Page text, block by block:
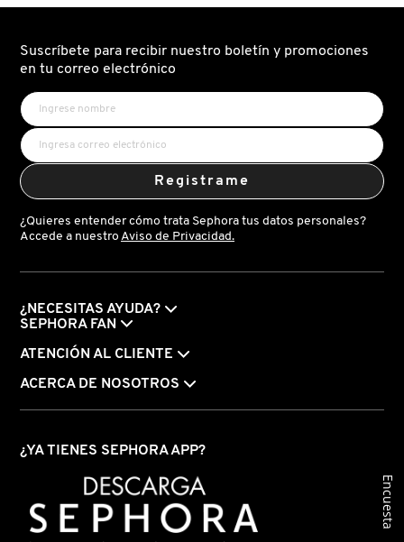
REDKEN
SEPHORA COLLECTION
SHISEIDO
Suscríbete para recibir nuestro boletín y promociones
en tu correo electrónico
Registrame
¿Quieres entender cómo trata Sephora tus datos personales?
Accede a nuestro Aviso de Privacidad.
¿NECESITAS AYUDA?
SEPHORA FAN
ATENCIÓN AL CLIENTE
ACERCA DE NOSOTROS
¿YA TIENES SEPHORA APP?
Encuesta